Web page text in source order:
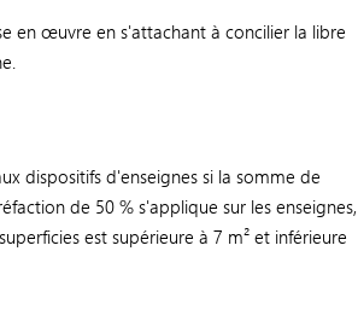
en œuvre en s'attachant à concilier la libre
dispositifs d'enseignes si la somme de
de 50 % s'applique sur les enseignes,
est supérieure à 7 m² et inférieure